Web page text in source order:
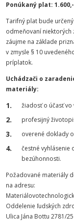
Ponúkaný plat:
Tarifný plat bude
odmeňovaní niektorých
záujme na základe
v zmysle § 10
príplatok.
Uchádzači o
materiály:
žiadosť o účasť
profesijný
overené doklady
čestné vyhlásenie
bezúhonnosti.
Požadované materiály
na adresu:
Oddelenie ľudských
Ulica Jána Bottu 2781/25